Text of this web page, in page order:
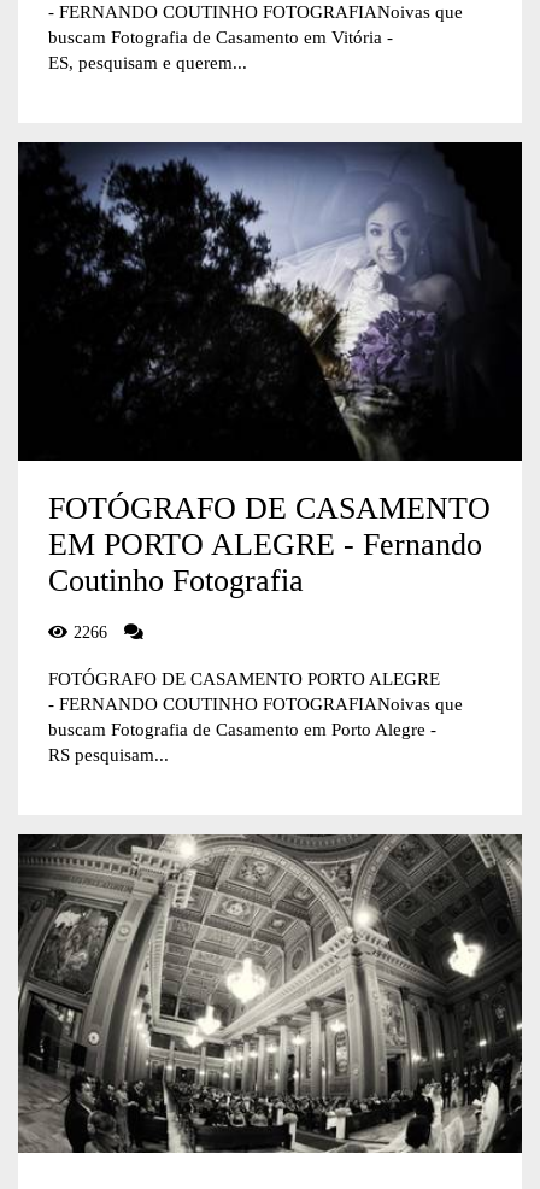
- FERNANDO COUTINHO FOTOGRAFIANoivas que
buscam Fotografia de Casamento em Vitória -
ES, pesquisam e querem...
FOTÓGRAFO DE CASAMENTO
EM PORTO ALEGRE - Fernando
Coutinho Fotografia
2266
FOTÓGRAFO DE CASAMENTO PORTO ALEGRE
- FERNANDO COUTINHO FOTOGRAFIANoivas que
buscam Fotografia de Casamento em Porto Alegre -
RS pesquisam...